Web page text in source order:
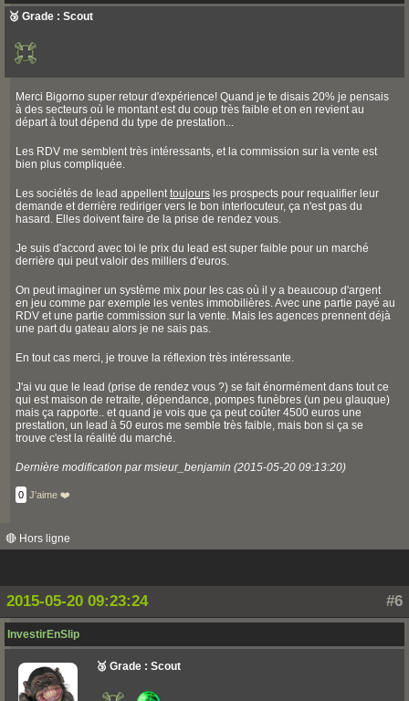
🥉 Grade : Scout
Merci Bigorno super retour d'expérience! Quand je te disais 20% je pensais
à des secteurs où le montant est du coup très faible et on en revient au
départ à tout dépend du type de prestation...
Les RDV me semblent très intéressants, et la commission sur la vente est
bien plus compliquée.
Les sociétés de lead appellenttoujours les prospects pour requalifier leur
demande et derrière rediriger vers le bon interlocuteur, ça n'est pas du
hasard. Elles doivent faire de la prise de rendez vous.
Je suis d'accord avec toi le prix du lead est super faible pour un marché
derrière qui peut valoir des milliers d'euros.
On peut imaginer un système mix pour les cas où il y a beaucoup d'argent
en jeu comme par exemple les ventes immobilières. Avec une partie payé au
RDV et une partie commission sur la vente. Mais les agences prennent déjà
une part du gateau alors je ne sais pas.
En tout cas merci, je trouve la réflexion très intéressante.
J'ai vu que le lead (prise de rendez vous ?) se fait énormément dans tout ce
qui est maison de retraite, dépendance, pompes funèbres (un peu glauque)
mais ça rapporte.. et quand je vois que ça peut coûter 4500 euros une
prestation, un lead à 50 euros me semble très faible, mais bon si ça se
trouve c'est la réalité du marché.
Dernière modification par msieur_benjamin (2015-05-20 09:13:20)
0 J'aime ❤️
🔴 Hors ligne
#6
2015-05-20 09:23:24
InvestirEnSlip
🥉 Grade : Scout